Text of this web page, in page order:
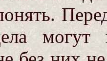
могут